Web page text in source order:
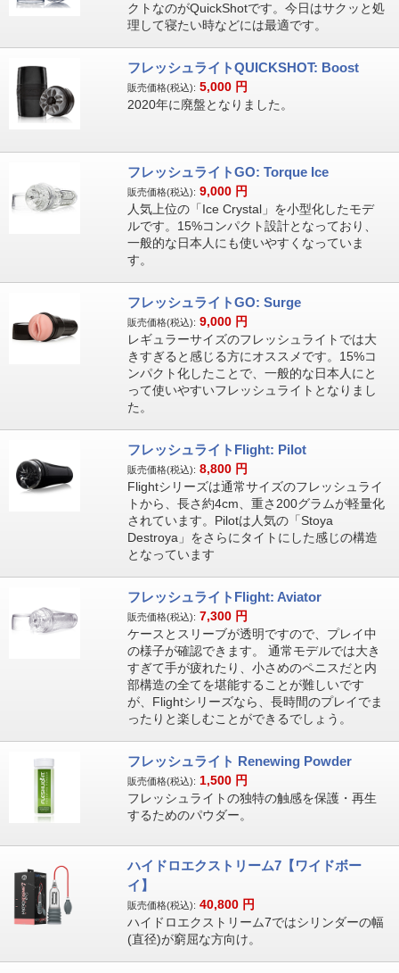
クトなのがQuickShotです。今日はサクッと処
理して寝たい時などには最適です。
フレッシュライトQUICKSHOT: Boost
販売価格(税込): 5,000 円
2020年に廃盤となりました。
フレッシュライトGO: Torque Ice
販売価格(税込): 9,000 円
人気上位の「Ice Crystal」を小型化したモデ
ルです。15%コンパクト設計となっており、
一般的な日本人にも使いやすくなっていま
す。
フレッシュライトGO: Surge
販売価格(税込): 9,000 円
レギュラーサイズのフレッシュライトでは大
きすぎると感じる方にオススメです。15%コ
ンパクト化したことで、一般的な日本人にと
って使いやすいフレッシュライトとなりまし
た。
フレッシュライトFlight: Pilot
販売価格(税込): 8,800 円
Flightシリーズは通常サイズのフレッシュライ
トから、長さ約4cm、重さ200グラムが軽量化
されています。Pilotは人気の「Stoya
Destroya」をさらにタイトにした感じの構造
となっています
フレッシュライトFlight: Aviator
販売価格(税込): 7,300 円
ケースとスリーブが透明ですので、プレイ中
の様子が確認できます。 通常モデルでは大き
すぎて手が疲れたり、小さめのペニスだと内
部構造の全てを堪能することが難しいです
が、Flightシリーズなら、長時間のプレイでま
ったりと楽しむことができるでしょう。
フレッシュライト Renewing Powder
販売価格(税込): 1,500 円
フレッシュライトの独特の触感を保護・再生
するためのパウダー。
ハイドロエクストリーム7【ワイドボー
イ】
販売価格(税込): 40,800 円
ハイドロエクストリーム7ではシリンダーの幅
(直径)が窮屈な方向け。